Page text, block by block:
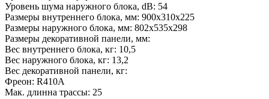
Уровень шума наружного блока, dB: 54
Размеры внутреннего блока, мм: 900х310х225
Размеры наружного блока, мм: 802х535х298
Размеры декоративной панели, мм:
Вес внутреннего блока, кг: 10,5
Вес наружного блока, кг: 13,2
Вес декоративной панели, кг:
Фреон: R410A
Мак. длинна трассы: 25